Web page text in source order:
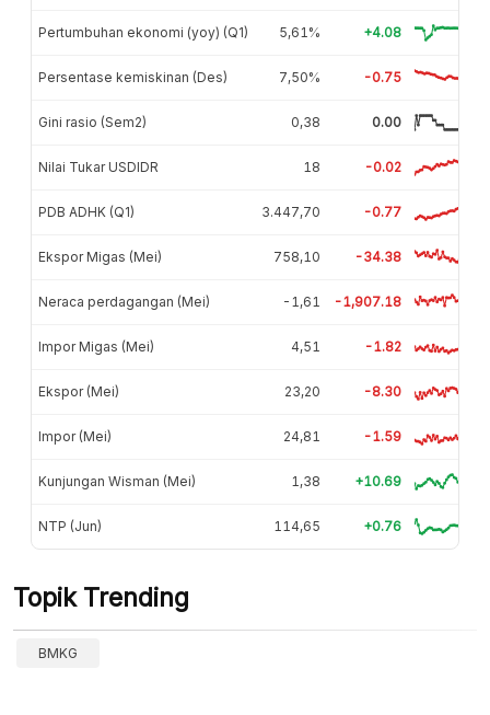
Pertumbuhan ekonomi (yoy) (Q1) 5,61% +4.08
Persentase kemiskinan (Des) 7,50% -0.75
Gini rasio (Sem2) 0,38 0.00
Nilai Tukar USDIDR 18 -0.02
PDB ADHK (Q1) 3.447,70 -0.77
Ekspor Migas (Mei) 758,10 -34.38
Neraca perdagangan (Mei) -1,61 -1,907.18
Impor Migas (Mei) 4,51 -1.82
Ekspor (Mei) 23,20 -8.30
Impor (Mei) 24,81 -1.59
Kunjungan Wisman (Mei) 1,38 +10.69
NTP (Jun) 114,65 +0.76
Topik Trending
BMKG